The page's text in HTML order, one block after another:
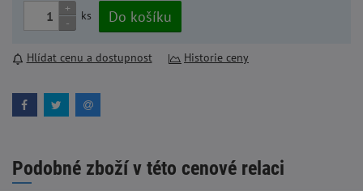
+
-
ks Do košíku
Hlídat cenu a dostupnost Historie ceny
Podobné zboží v této cenové relaci